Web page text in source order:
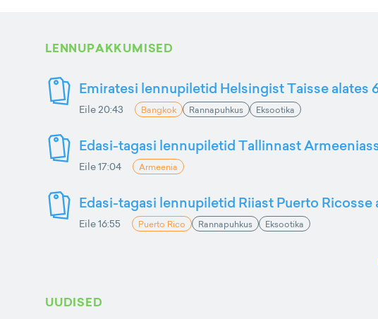
LENNUPAKKUMISED
Emiratesi lennupiletid Helsingist Taisse alates
Eile 20:43 Bangkok Rannapuhkus Eksootika
Edasi-tagasi lennupiletid Tallinnast
Eile 17:04 Armeenia
Edasi-tagasi lennupiletid Riiast Puerto Ricosse
Eile 16:55 Puerto Rico Rannapuhkus Eksootika
UUDISED